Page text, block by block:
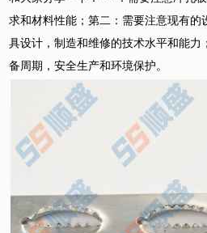
求和材料性能；第二：需要注意现有的
具设计，制造和维修的技术水平和能力
备周期，安全生产和环境保护。